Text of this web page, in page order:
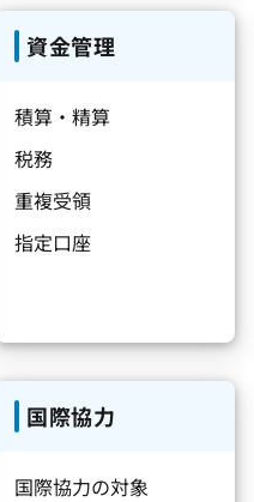
資金管理
積算・精算
税務
重複受領
指定口座
国際協力
国際協力の対象